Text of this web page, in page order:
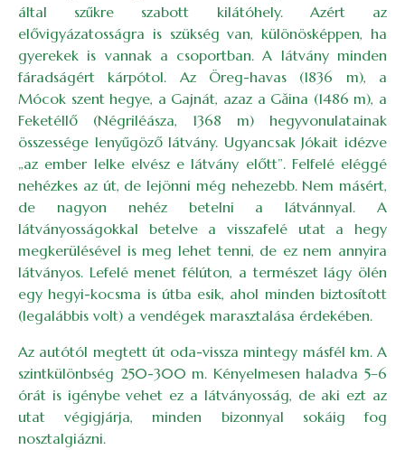
által szűkre szabott kilátóhely. Azért az
elővigyázatosságra is szükség van, különösképpen, ha
gyerekek is vannak a csoportban. A látvány minden
fáradságért kárpótol. Az Öreg-havas (1836 m), a
Mócok szent hegye, a Gajnát, azaz a Găina (1486 m), a
Feketéllő (Négriléásza, 1368 m) hegyvonulatainak
összessége lenyűgöző látvány. Ugyancsak Jókait idézve
„az ember lelke elvész e látvány előtt”. Felfelé eléggé
nehézkes az út, de lejönni még nehezebb. Nem másért,
de nagyon nehéz betelni a látvánnyal. A
látványosságokkal betelve a visszafelé utat a hegy
megkerülésével is meg lehet tenni, de ez nem annyira
látványos. Lefelé menet félúton, a természet lágy ölén
egy hegyi-kocsma is útba esik, ahol minden biztosított
(legalábbis volt) a vendégek marasztalása érdekében.
Az autótól megtett út oda-vissza mintegy másfél km. A
szintkülönbség 250-300 m. Kényelmesen haladva 5–6
órát is igénybe vehet ez a látványosság, de aki ezt az
utat végigjárja, minden bizonnyal sokáig fog
nosztalgiázni.